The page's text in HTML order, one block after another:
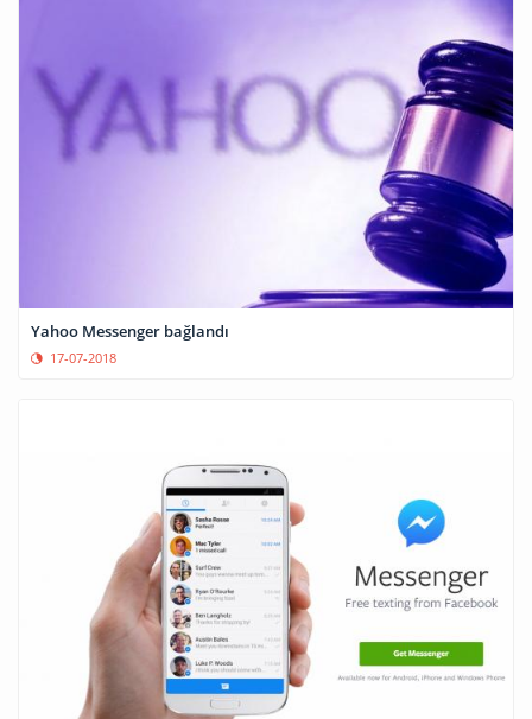
Yahoo Messenger bağlandı
17-07-2018